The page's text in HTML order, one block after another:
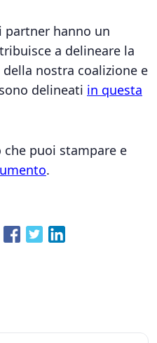
partner hanno un
a delineare la
nostra coalizione e
delineati in questa
puoi stampare e
.